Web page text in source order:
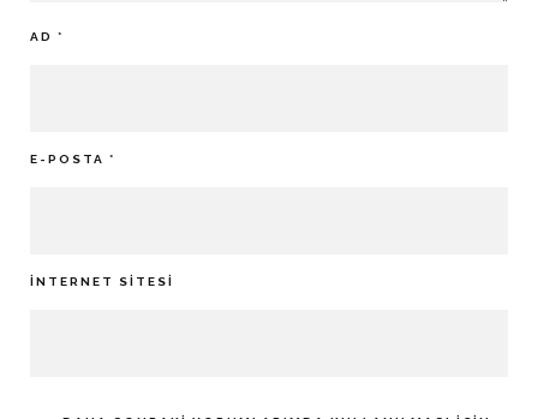
AD *
E-POSTA *
İNTERNET SITESI